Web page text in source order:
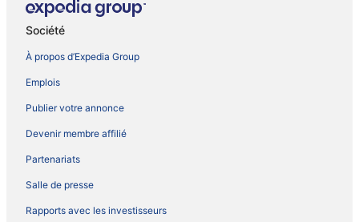
Société
À propos d’Expedia Group
Emplois
Publier votre annonce
Devenir membre affilié
Partenariats
Salle de presse
Rapports avec les investisseurs